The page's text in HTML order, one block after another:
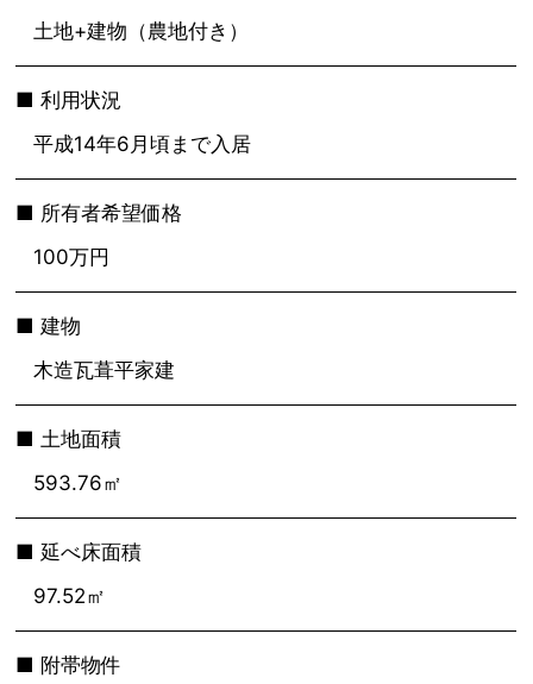
土地+建物（農地付き）
利用状況
平成14年6月頃まで入居
所有者希望価格
100万円
建物
木造瓦葺平家建
土地面積
593.76㎡
延べ床面積
97.52㎡
附帯物件